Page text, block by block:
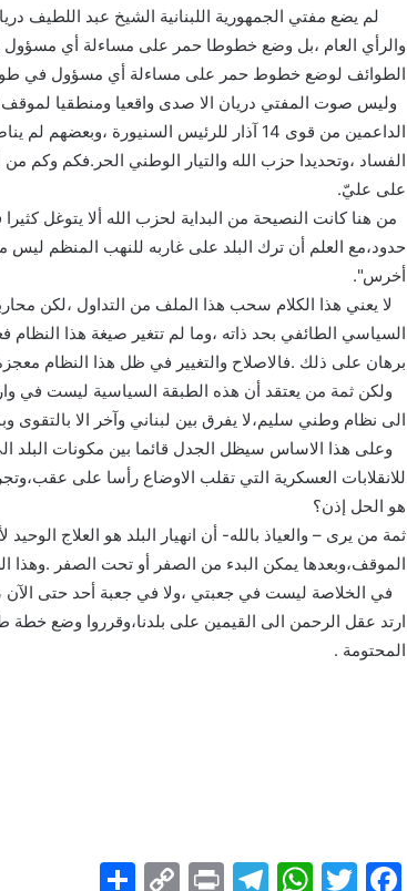
لم يضع مفتي الجمهورية اللبنانية الشيخ عبد اللطيف
والرأي العام ،بل وضع خطوطا حمر على مساءلة أي مسؤول
الطوائف لوضع خطوط حمر على مساءلة أي مسؤول في
وليس صوت المفتي دريان الا صدى واقعيا ومنطقيا
الداعمين من قوى 14 آذار للرئيس السنيورة
الفساد ،وتحديدا حزب الله والتيار الوطني الحر.فكم وكم من
على عليّ.
من هنا كانت النصيحة من البداية لحزب الله ألا يتوغل
حدود،مع العلم أن ترك البلد على غاربه للنهب المنظم
أخرس".
لا يعني هذا الكلام سحب هذا الملف من التداول ،لكن
السياسي الطائفي بحد ذاته ،وما لم تتغير صيغة هذا النظام
برهان على ذلك .فالاصلاح والتغيير في ظل هذا النظام
ولكن ثمة من يعتقد أن هذه الطبقة السياسية ليست في وارد
الى نظام وطني سليم،لا يفرق بين لبناني وآخر الا بالتقوى
وعلى هذا الاساس سيظل الجدل قائما بين مكونات البلد
للانقلابات العسكرية التي تقلب الاوضاع رأسا على
هو الحل إذن؟
ثمة من يرى – والعياذ بالله- أن انهيار البلد هو العلاج
الموقف،وبعدها يمكن البدء من الصفر أو تحت الصفر .وهذا
في الخلاصة ليست في جعبتي ،ولا في جعبة أحد حتى الآن
ارتد عقل الرحمن الى القيمين على بلدنا،وقرروا وضع خطة
المحتومة .
F
T
W
T
Pr
C